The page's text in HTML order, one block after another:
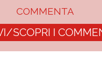
COMMENTA
SCOPRI I